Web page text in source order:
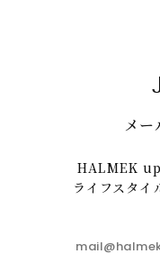
メ
HALMEK up
ライフスタイ